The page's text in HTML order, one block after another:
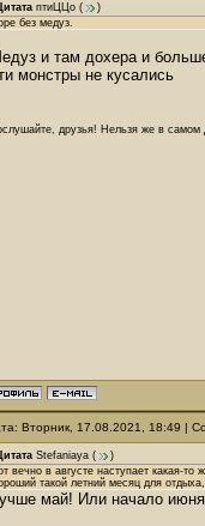
птиЦЦо (
)
без медуз.
и там дохера и
монстры не кусались
друзья! Нельзя же в самом
Вторник, 17.08.2021, 18:49 |
Stefaniaya (
)
вечно в августе наступает какая-то
такой летний месяц для
май! Или начало